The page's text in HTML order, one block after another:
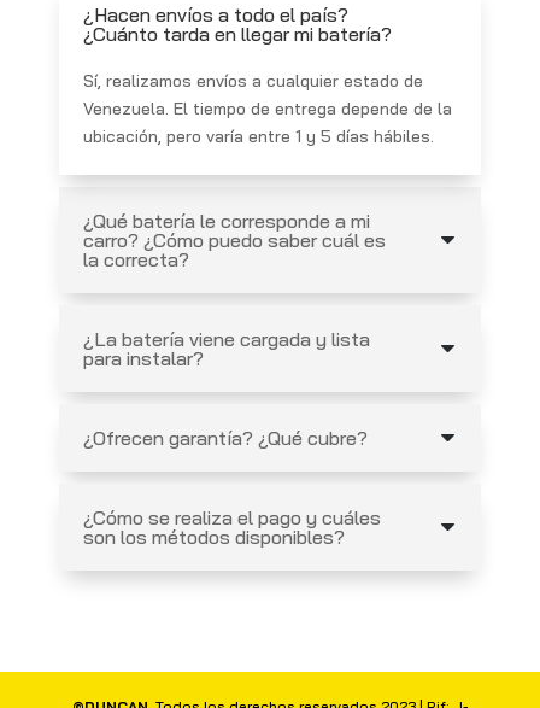
¿Hacen envíos a todo el país?
¿Cuánto tarda en llegar mi batería?
Sí, realizamos envíos a cualquier estado de
Venezuela. El tiempo de entrega depende de la
ubicación, pero varía entre 1 y 5 días hábiles.
¿Qué batería le corresponde a mi
carro? ¿Cómo puedo saber cuál es
la correcta?
¿La batería viene cargada y lista
para instalar?
¿Ofrecen garantía? ¿Qué cubre?
¿Cómo se realiza el pago y cuáles
son los métodos disponibles?